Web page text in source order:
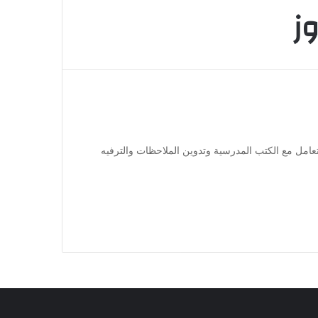
ويمكنها بسهولة التعامل مع الكتب المدرسية وتدوين الملاحظات والترفيه